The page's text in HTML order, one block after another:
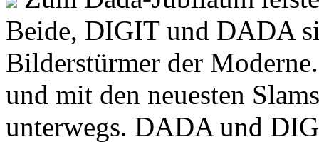
Beide, DIGIT und DADA
Bilderstürmer der
und mit den neuesten
unterwegs. DADA und